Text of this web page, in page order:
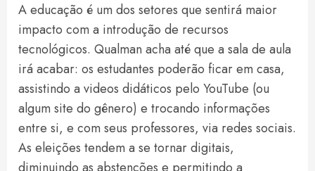
A educação é um dos setores que sentirá maior
impacto com a introdução de recursos
tecnológicos. Qualman acha até que a sala de aula
irá acabar: os estudantes poderão ficar em casa,
assistindo a videos didáticos pelo YouTube (ou
algum site do gênero) e trocando informações
entre si, e com seus professores, via redes sociais.
As eleições tendem a se tornar digitais,